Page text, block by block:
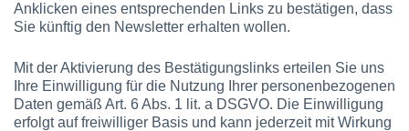
Anklicken eines entsprechenden Links zu bestätigen, dass
Sie künftig den Newsletter erhalten wollen.
Mit der Aktivierung des Bestätigungslinks erteilen Sie uns
Ihre Einwilligung für die Nutzung Ihrer personenbezogenen
Daten gemäß Art. 6 Abs. 1 lit. a DSGVO. Die Einwilligung
erfolgt auf freiwilliger Basis und kann jederzeit mit Wirkung